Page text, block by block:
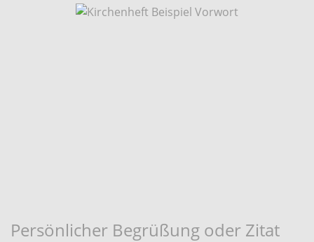
Persönlicher Begrüßung oder Zitat